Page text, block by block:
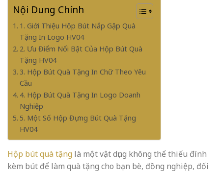
Nội Dung Chính
1. Giới Thiệu Hộp Bút Nắp Gập Quà
Tặng In Logo HV04
2. Ưu Điểm Nổi Bật Của Hộp Bút Quà
Tặng HV04
3. Hộp Bút Quà Tặng In Chữ Theo Yêu
Cầu
4. Hộp Bút Quà Tặng In Logo Doanh
Nghiệp
5. Một Số Hộp Đựng Bút Quà Tặng
HV04
Hộp bút quà tặng là một vật dụng không thể thiếu đính
kèm bút để làm quà tặng cho bạn bè, đồng nghiệp, đối